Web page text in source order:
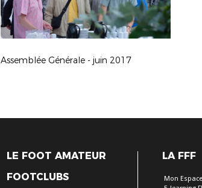
Assemblée Générale - juin 2017
LE FOOT AMATEUR
FOOTCLUBS
LA FFF
Mon Espace